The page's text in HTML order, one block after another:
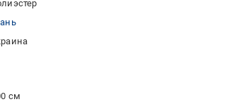
см